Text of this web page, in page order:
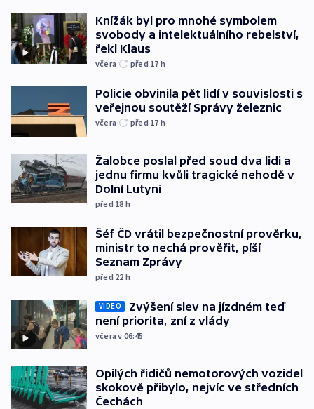
Knížák byl pro mnohé symbolem
svobody a intelektuálního rebelství,
řekl Klaus
včera před 17 h
Policie obvinila pět lidí v souvislosti s
veřejnou soutěží Správy železnic
včera před 17 h
Žalobce poslal před soud dva lidi a
jednu firmu kvůli tragické nehodě v
Dolní Lutyni
před 18 h
Šéf ČD vrátil bezpečnostní prověrku,
ministr to nechá prověřit, píší
Seznam Zprávy
před 22 h
VIDEO
Zvýšení slev na jízdném teď
není priorita, zní z vlády
včera v 06:45
Opilých řidičů nemotorových vozidel
skokově přibylo, nejvíc ve středních
Čechách